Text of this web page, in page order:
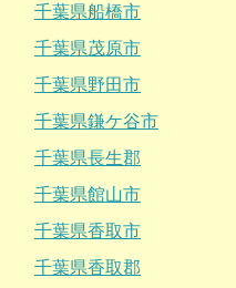
千葉県船橋市
千葉県茂原市
千葉県野田市
千葉県鎌ケ谷市
千葉県長生郡
千葉県館山市
千葉県香取市
千葉県香取郡